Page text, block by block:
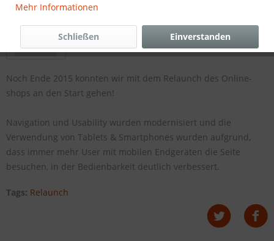
Noch Ende 2015 konnten wir mit dem Relaunch des Online-
shops an den Start gehen!
Navigation und Usability wurden modernisiert und die
Verwendung von Tablets & Smartphones wurden aufgrund,
dass immer mehr User mit mobilen Endgeräten die Seite
besuchen, in der Bedienbarkeit deutlich verbessert.
Tags: Relaunch
Mehr Informationen
Einverstanden
Schließen